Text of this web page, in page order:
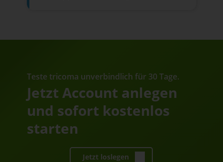
Teste tricoma unverbindlich für 30 Tage.
Jetzt Account anlegen
und sofort kostenlos
starten
Jetzt loslegen